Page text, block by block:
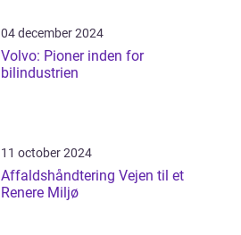
04 december 2024
Volvo: Pioner inden for
bilindustrien
11 october 2024
Affaldshåndtering Vejen til et
Renere Miljø